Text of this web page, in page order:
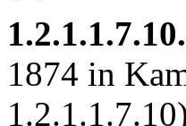
1874 in
1.2.1.1.7.10